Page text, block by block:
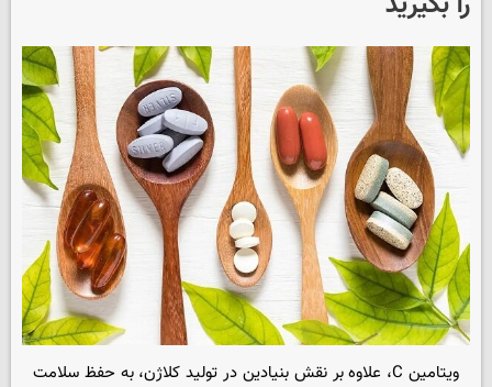
ویتامین C، علاوه بر نقش بنیادین در تولید کلاژن، به حفظ سلامت